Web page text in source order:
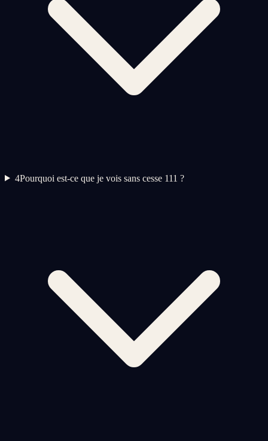
4Pourquoi est-ce que je vois sans cesse 111 ?